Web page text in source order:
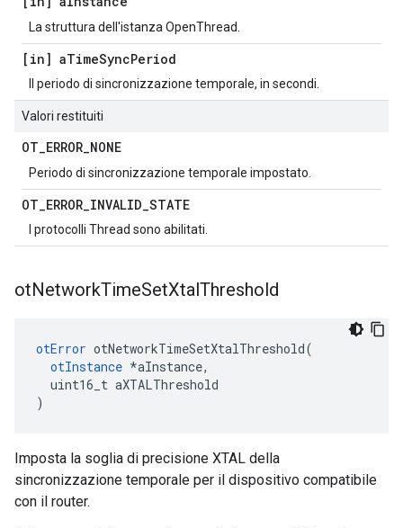
La struttura dell'istanza OpenThread.
[in] aTimeSyncPeriod
Il periodo di sincronizzazione temporale, in secondi.
Valori restituiti
OT_ERROR_NONE
Periodo di sincronizzazione temporale impostato.
OT_ERROR_INVALID_STATE
I protocolli Thread sono abilitati.
otNetworkTimeSetXtalThreshold
otError otNetworkTimeSetXtalThreshold(
otInstance *aInstance,
uint16_t aXTALThreshold
)
Imposta la soglia di precisione XTAL della
sincronizzazione temporale per il dispositivo compatibile
con il router.